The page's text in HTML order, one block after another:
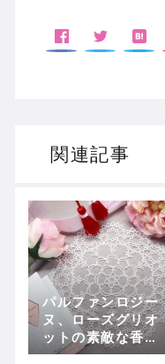
関連記事
パルファンロジー
ヌ、ローズグリオ
ットの素敵な香り
と最近のベランダ